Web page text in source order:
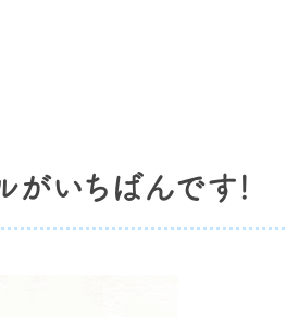
がいちばんです!